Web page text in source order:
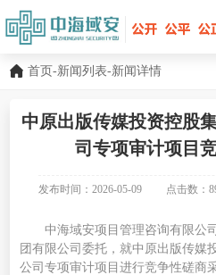
首页-新闻列表-新闻详情
中原出版传媒投资控股
司专项审计项目
发布时间：2026-05-09 点击数：
中海域安项目管理咨询有限公司
团有限公司委托，就中原出版传媒
公司专项审计项目进行竞争性磋商